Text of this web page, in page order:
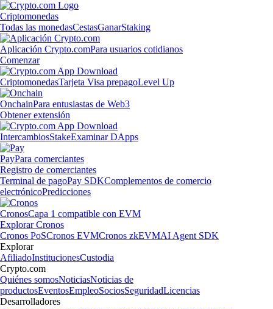
Criptomonedas
Todas las monedasCestasGanarStaking
Aplicación Crypto.comPara usuarios cotidianos
Comenzar
CriptomonedasTarjeta Visa prepagoLevel Up
OnchainPara entusiastas de Web3
Obtener extensión
IntercambiosStakeExaminar DApps
PayPara comerciantes
Registro de comerciantes
Terminal de pagoPay SDKComplementos de comercio
electrónicoPredicciones
CronosCapa 1 compatible con EVM
Explorar Cronos
Cronos PoSCronos EVMCronos zkEVMAI Agent SDK
Explorar
AfiliadoInstitucionesCustodia
Crypto.com
Quiénes somosNoticiasNoticias de
productosEventosEmpleoSociosSeguridadLicencias
Desarrolladores